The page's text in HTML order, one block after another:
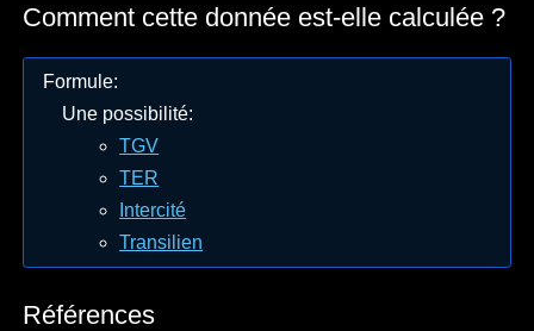
Comment cette donnée est-elle calculée ?
Formule:
Une possibilité:
TGV
TER
Intercité
Transilien
Références